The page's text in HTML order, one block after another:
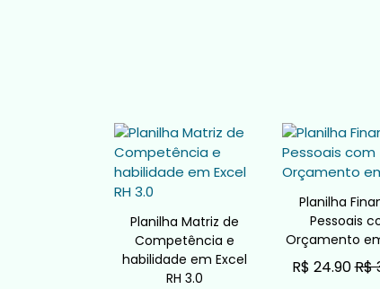
Planilha Matriz de
Competência e
habilidade em Excel
RH 3.0
Planilha
Pessoais
Orçamento
R$ 24.90R$